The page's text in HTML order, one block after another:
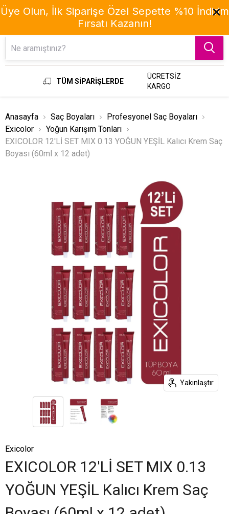
TÜM SİPARİŞLERDE
ÜCRETSİZ
KARGO
Anasayfa Saç Boyaları
Profesyonel Saç Boyaları
Exicolor
Yoğun Karışım Tonları
EXICOLOR 12'Lİ SET MIX 0.13 YOĞUN YEŞİL Kalıcı Krem Saç
Boyası (60ml x 12 adet)
Yakınlaştır
Exicolor
EXICOLOR 12'Lİ SET MIX 0.13
YOĞUN YEŞİL Kalıcı Krem Saç
Üye Olun, İlk Siparişe Özel Sepette %10 İndirim
Fırsatı Kazanın!